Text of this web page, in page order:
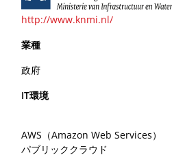
http://www.knmi.nl/
業種
政府
IT環境
AWS（Amazon Web Services）
パブリッククラウド